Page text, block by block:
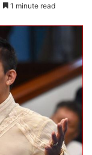
1 minute read